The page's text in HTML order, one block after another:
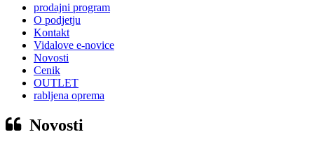
prodajni program
O podjetju
Kontakt
Vidalove e-novice
Novosti
Cenik
OUTLET
rabljena oprema
Novosti